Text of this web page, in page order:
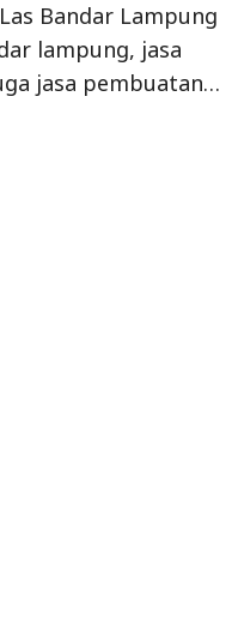
Bandar Lampung
lampung, jasa
jasa pembuatan…